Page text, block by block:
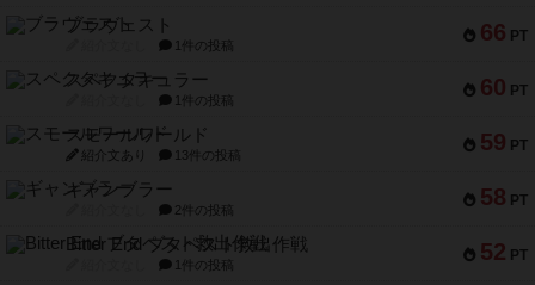
66 PT
ブラヴェスト
1件の投稿
60 PT
スペクタキュラー
1件の投稿
59 PT
スモールワールド
紹介文あり 13件の投稿
58 PT
ギャンブラー
2件の投稿
52 PT
Bitter End ブタペスト救出作戦
1件の投稿